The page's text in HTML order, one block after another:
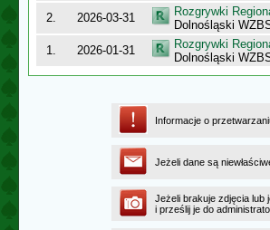
2.
2026-03-31
Rozgrywki
Dolnośląski
1.
2026-01-31
Rozgrywki
Dolnośląski
Informacje o
Jeżeli dane są
Jeżeli brakuje zdjęcia lub
i prześlij je do